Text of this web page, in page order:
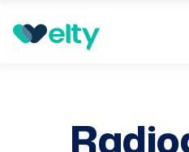
Prenota visita